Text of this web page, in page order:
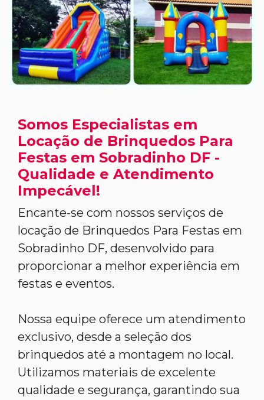
Somos Especialistas em
Locação de Brinquedos Para
Festas em Sobradinho DF -
Qualidade e Atendimento
Impecável!
Encante-se com nossos serviços de
locação de Brinquedos Para Festas em
Sobradinho DF, desenvolvido para
proporcionar a melhor experiência em
festas e eventos.
Nossa equipe oferece um atendimento
exclusivo, desde a seleção dos
brinquedos até a montagem no local.
Utilizamos materiais de excelente
qualidade e segurança, garantindo sua